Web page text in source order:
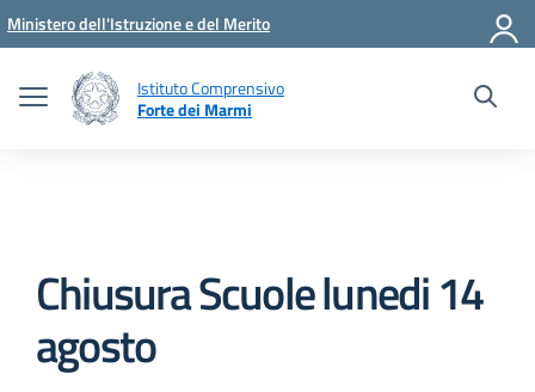
Vai ai contenuti
Vai al menu di navigazione
Vai al footer
Ministero dell'Istruzione e del Merito
Istituto Comprensivo
Forte dei Marmi
Chiusura Scuole lunedi 14
agosto